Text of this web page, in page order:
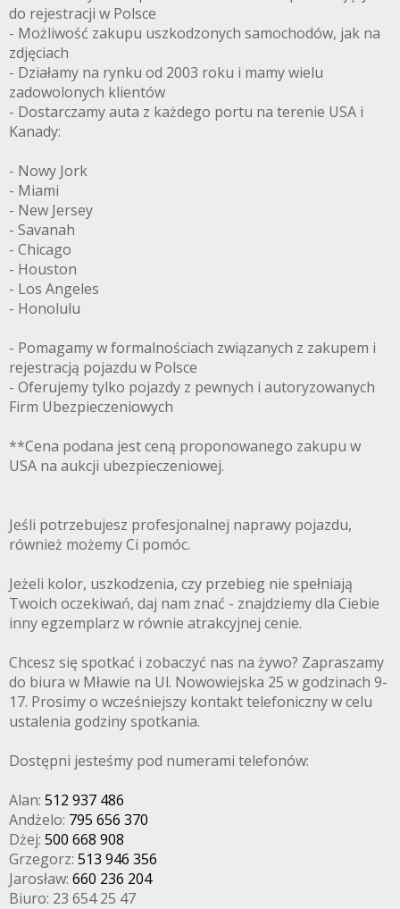
do rejestracji w Polsce
- Możliwość zakupu uszkodzonych samochodów, jak na
zdjęciach
- Działamy na rynku od 2003 roku i mamy wielu
zadowolonych klientów
- Dostarczamy auta z każdego portu na terenie USA i
Kanady:
- Nowy Jork
- Miami
- New Jersey
- Savanah
- Chicago
- Houston
- Los Angeles
- Honolulu
- Pomagamy w formalnościach związanych z zakupem i
rejestracją pojazdu w Polsce
- Oferujemy tylko pojazdy z pewnych i autoryzowanych
Firm Ubezpieczeniowych
**Cena podana jest ceną proponowanego zakupu w
USA na aukcji ubezpieczeniowej.
Jeśli potrzebujesz profesjonalnej naprawy pojazdu,
również możemy Ci pomóc.
Jeżeli kolor, uszkodzenia, czy przebieg nie spełniają
Twoich oczekiwań, daj nam znać - znajdziemy dla Ciebie
inny egzemplarz w równie atrakcyjnej cenie.
Chcesz się spotkać i zobaczyć nas na żywo? Zapraszamy
do biura w Mławie na Ul. Nowowiejska 25 w godzinach 9-
17. Prosimy o wcześniejszy kontakt telefoniczny w celu
ustalenia godziny spotkania.
Dostępni jesteśmy pod numerami telefonów:
Alan: 512 937 486
Andżelo: 795 656 370
Dżej: 500 668 908
Grzegorz: 513 946 356
Jarosław: 660 236 204
Biuro: 23 654 25 47